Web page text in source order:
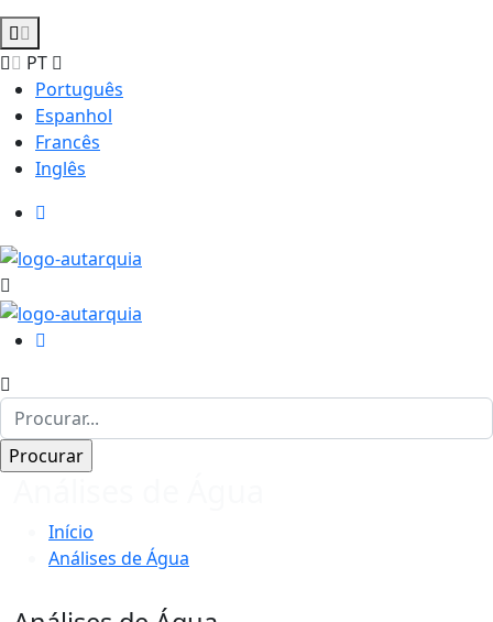
PT
Português
Espanhol
Francês
Inglês
Início
Análises de Água